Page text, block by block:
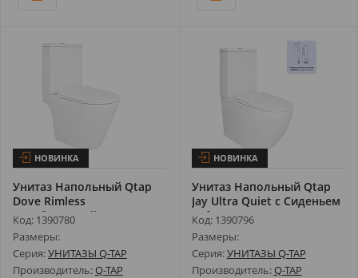
НОВИНКА
Унитаз Напольный Qtap
Dove Rimless
Безободковый с Си...
Код: 1390780
Размеры:
Серия:УНИТАЗЫ Q-TAP
Производитель:Q-TAP
НОВИНКА
Унитаз Напольный Qtap
Jay Ultra Quiet с Сиденьем
Sof...
Код: 1390796
Размеры:
Серия:УНИТАЗЫ Q-TAP
Производитель:Q-TAP